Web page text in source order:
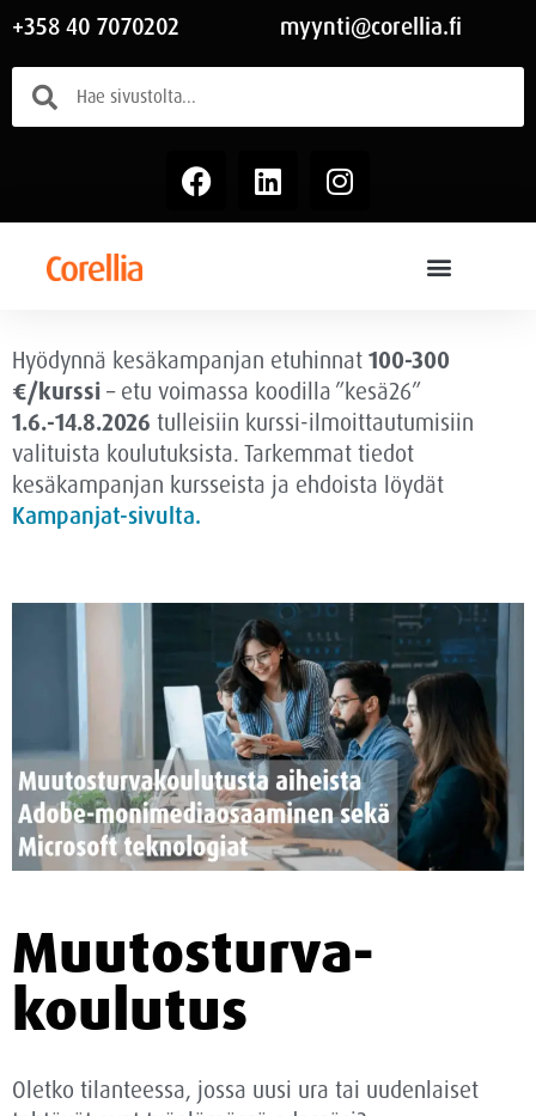
+358 40 7070202 myynti@corellia.fi
Hyödynnä kesäkampanjan etuhinnat 100-300
€/kurssi – etu voimassa koodilla ”kesä26”
1.6.-14.8.2026 tulleisiin kurssi-ilmoittautumisiin
valituista koulutuksista. Tarkemmat tiedot
kesäkampanjan kursseista ja ehdoista löydät
Kampanjat-sivulta.
Muutosturva­
koulutus
Oletko tilanteessa, jossa uusi ura tai uudenlaiset